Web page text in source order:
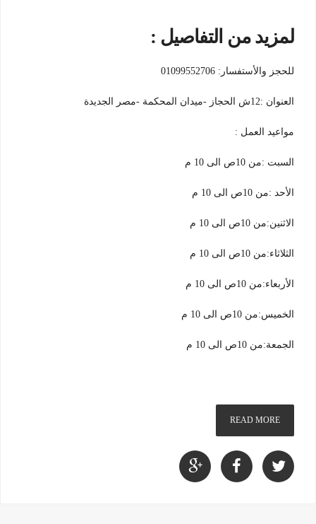
لمزيد من التفاصيل :
للحجز والأستفسار: 01099552706
العنوان :12ش الحجاز -ميدان المحكمة -مصر الجديدة
مواعيد العمل :
السبت :من 10ص الى 10 م
الأحد :من 10ص الى 10 م
الاثنين:من 10ص الى 10 م
الثلاثاء:من 10ص الى 10 م
الأربعاء:من 10ص الى 10 م
الخميس:من 10ص الى 10 م
الجمعة:من 10ص الى 10 م
READ MORE